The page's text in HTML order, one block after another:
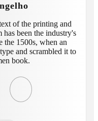
of the printing and
been the industry's
the 1500s, when an
and scrambled it to
book.